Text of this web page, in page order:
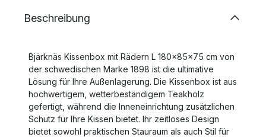
Beschreibung
Bjärknäs Kissenbox mit Rädern L 180x85x75 cm von
der schwedischen Marke 1898 ist die ultimative
Lösung für Ihre Außenlagerung. Die Kissenbox ist aus
hochwertigem, wetterbeständigem Teakholz
gefertigt, während die Inneneinrichtung zusätzlichen
Schutz für Ihre Kissen bietet. Ihr zeitloses Design
bietet sowohl praktischen Stauraum als auch Stil für